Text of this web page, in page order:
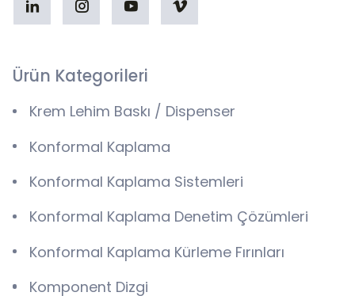
Ürün Kategorileri
Krem Lehim Baskı / Dispenser
Konformal Kaplama
Konformal Kaplama Sistemleri
Konformal Kaplama Denetim Çözümleri
Konformal Kaplama Kürleme Fırınları
Komponent Dizgi